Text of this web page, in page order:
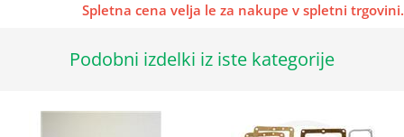
Spletna cena velja le za nakupe v spletni trgovini.
Podobni izdelki iz iste kategorije